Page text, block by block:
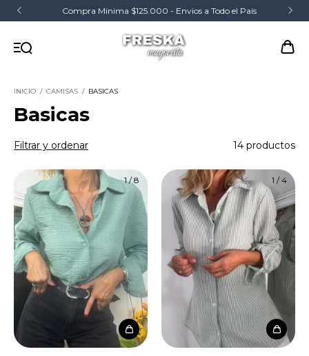
Compra Minima $125.000 - Envios a Todo el País
INICIO / CAMISAS / BASICAS
Basicas
Filtrar y ordenar 14 productos
1/8 1 /4